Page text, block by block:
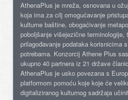
AthenaPlus je mreža, osnovana u
koja ima za cilj omogućavanje
kulturne baštine, obogaćivanje
poboljšanje višejezične terminologije,
prilagođavanje podataka korisnicima
potrebama. Konzorcij Athene Plus
ukupno 40 partnera iz 21 države
AthenaPlus je usko povezana s
platformom pomoću koje koje će
digitaliziranog kulturnog sadržaja